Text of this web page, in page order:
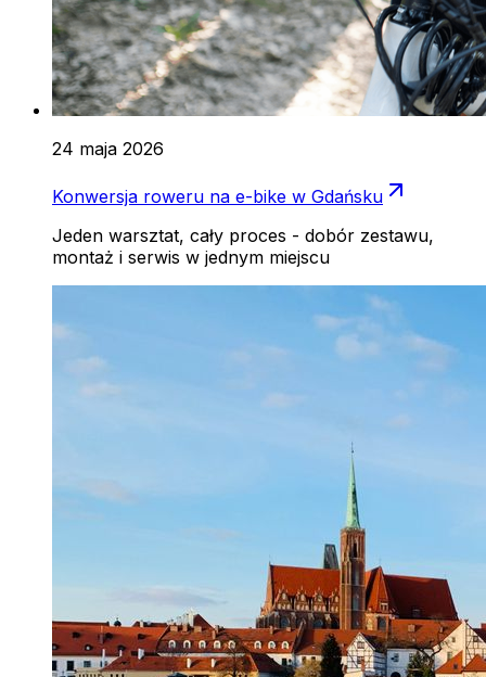
24 maja 2026
Konwersja roweru na e-bike w Gdańsku
Jeden warsztat, cały proces - dobór zestawu,
montaż i serwis w jednym miejscu